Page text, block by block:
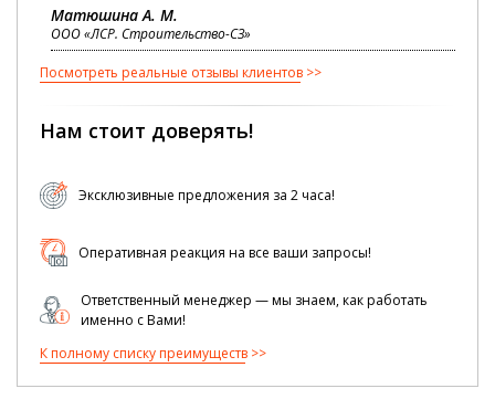
Матюшина А. М.
ООО «ЛСР. Строительство-СЗ»
Посмотреть реальные отзывы клиентов
Нам стоит доверять!
Эксклюзивные предложения за 2 часа!
Оперативная реакция на все ваши запросы!
Ответственный менеджер — мы знаем, как работать
именно с Вами!
К полному списку преимуществ